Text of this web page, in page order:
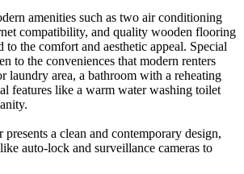
amenities such as two air conditioning
compatibility, and quality wooden flooring
the comfort and aesthetic appeal. Special
to the conveniences that modern renters
laundry area, a bathroom with a reheating
features like a warm water washing toilet
a clean and contemporary design,
auto-lock and surveillance cameras to